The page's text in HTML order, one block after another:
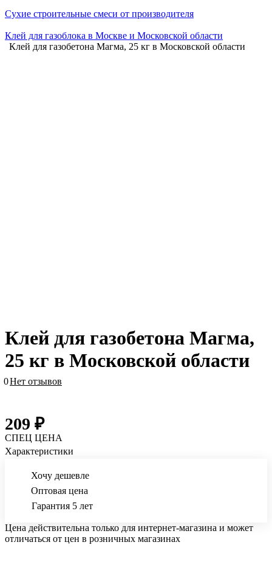
Сухие строительные смеси от производителя
Клей для газоблока в Москве и Московской области
Клей для газобетона Магма, 25 кг в Московской области
Клей для газобетона Магма,
25 кг в Московской области
0Нет отзывов
209 ₽
СПЕЦ ЦЕНА
Характеристики
Хочу дешевле
Оптовая цена
Гарантия 5 лет
Цена действительна только для интернет-магазина и может
отличаться от цен в розничных магазинах